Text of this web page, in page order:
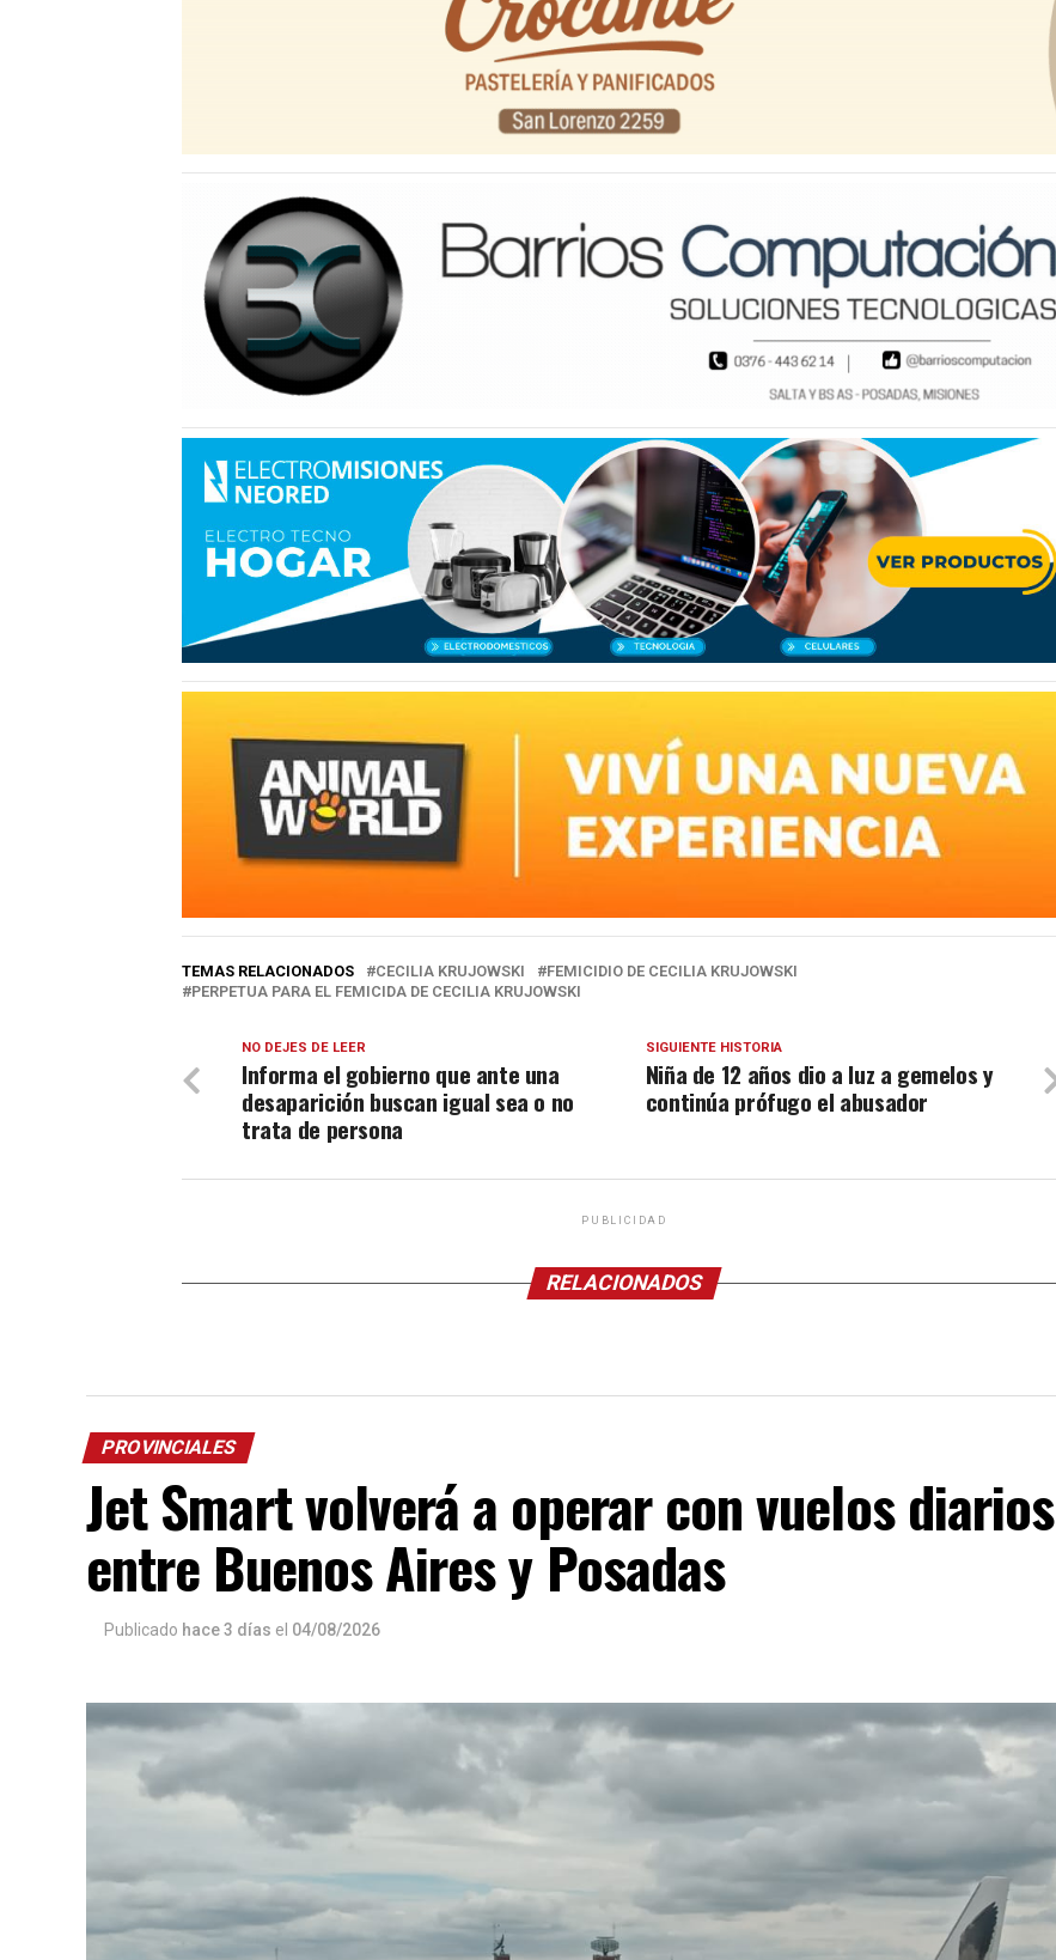
TEMAS RELACIONADOS CECILIA KRUJOWSKI
FEMICIDIO DE CECILIA KRUJOWSKI
PERPETUA PARA EL FEMICIDA DE CECILIA KRUJOWSKI
SIGUIENTE HISTORIA
Niña de 12 años dio a luz a gemelos y
continúa prófugo el abusador
NO DEJES DE LEER
Informa el gobierno que ante una
desaparición buscan igual sea o no
trata de persona
PUBLICIDAD
RELACIONADOS
PROVINCIALES
Jet Smart volverá a operar con vuelos diarios
entre Buenos Aires y Posadas
Publicado hace 3 días el 04/08/2026